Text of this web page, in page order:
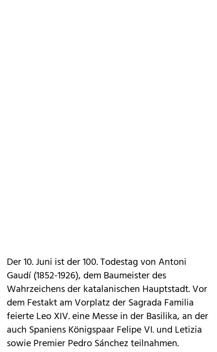
Der 10. Juni ist der 100. Todestag von Antoni
Gaudí (1852-1926), dem Baumeister des
Wahrzeichens der katalanischen Hauptstadt. Vor
dem Festakt am Vorplatz der Sagrada Familia
feierte Leo XIV. eine Messe in der Basilika, an der
auch Spaniens Königspaar Felipe VI. und Letizia
sowie Premier Pedro Sánchez teilnahmen.